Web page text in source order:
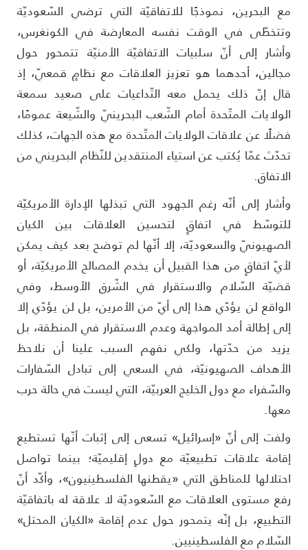
البحرين، نموذجًا للاتفاقيّة التي ترضي السّعوديّة
في الوقت نفسه المعارضة في الكونغرس،
إلى أنّ سلبيات الاتفاقيّة الأمنيّة تتمحور حول
أحدهما هو تعزيز العلاقات مع نظامٍ قمعيّ، إذ
إنّ ذلك يحمل معه التّداعيات على صعيد سمعة
المتّحدة أمام الشّعب البحرينيّ والشّيعة عمومًا،
عن علاقات الولايات المتّحدة مع هذه الجهات، كذلك
عمّا يُكتب عن استياء المنتقدين للنّظام البحريني من
إلى أنّه رغم الجهود التي تبذلها الإدارة الأمريكيّة
في اتفاقٍ لتحسين العلاقات بين الكيان
والسعوديّة، إلا أنّها لم توضح بعد كيف يمكن
اتفاقٍ من هذا القبيل أن يخدم المصالح الأمريكيّة، أو
السّلام والاستقرار في الشّرق الأوسط، وفي
لن يؤدّي هذا إلى أيّ من الأمرين، بل لن يؤدّي إلا
إطالة أمد المواجهة وعدم الاستقرار في المنطقة، بل
من حدّتها، ولكي نفهم السبب علينا أن نلاحظ
الصهيونيّة، في السعي إلى تبادل السّفارات
مع دول الخليج العربيّة، التي ليست في حالة حرب
إلى أنّ «إسرائيل» تسعى إلى إثبات أنّها تستطيع
علاقات تطبيعيّة مع دولٍ إقليميّة؛ بينما تواصل
للمناطق التي «يقطنها الفلسطينيون»، وأكّد أنّ
مستوى العلاقات مع السّعوديّة لا علاقة له باتفاقيّة
بل إنّه يتمحور حول عدم إقامة «الكيان المحتل»
مع الفلسطينيين.